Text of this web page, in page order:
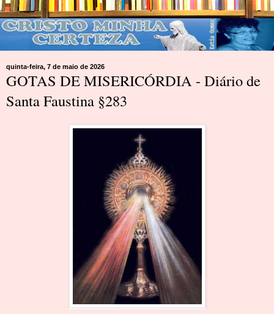
quinta-feira, 7 de maio de 2026
GOTAS DE MISERICÓRDIA - Diário de
Santa Faustina §283